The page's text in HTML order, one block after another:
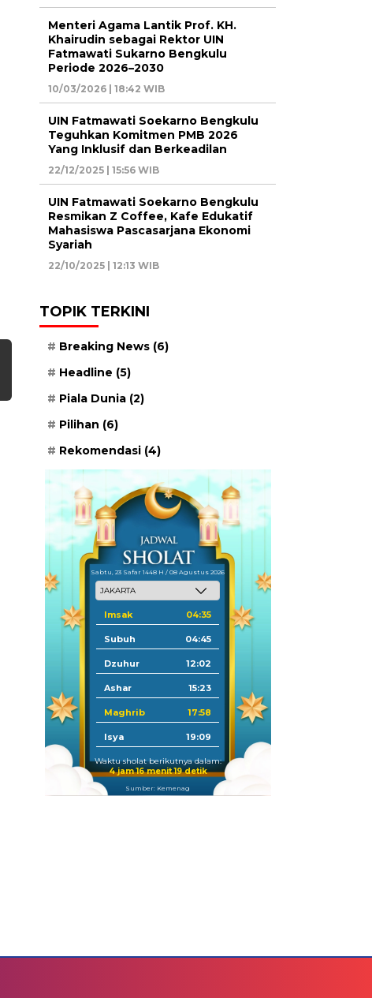
Menteri Agama Lantik Prof. KH.
Khairudin sebagai Rektor UIN
Fatmawati Sukarno Bengkulu
Periode 2026–2030
10/03/2026 | 18:42 WIB
UIN Fatmawati Soekarno Bengkulu
Teguhkan Komitmen PMB 2026
Yang Inklusif dan Berkeadilan
22/12/2025 | 15:56 WIB
UIN Fatmawati Soekarno Bengkulu
Resmikan Z Coffee, Kafe Edukatif
Mahasiswa Pascasarjana Ekonomi
Syariah
22/10/2025 | 12:13 WIB
TOPIK TERKINI
Breaking News (6)
Headline (5)
Piala Dunia (2)
Pilihan (6)
Rekomendasi (4)
Sabtu, 23 Safar 1448 H / 08 Agustus 2026
Imsak 04:35
Subuh 04:45
Dzuhur 12:02
Ashar 15:23
Maghrib 17:58
Isya 19:09
Waktu sholat berikutnya dalam:
4 jam 16 menit 18 detik
Sumber: Kemenag